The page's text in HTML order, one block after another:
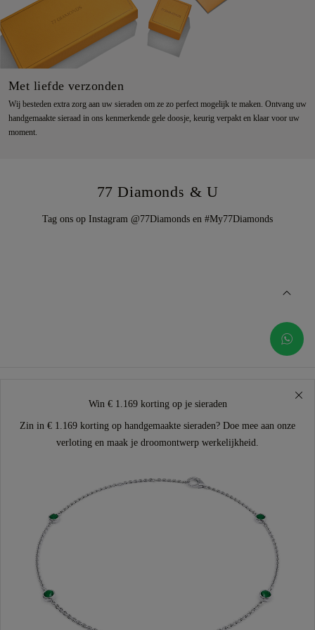
Met liefde verzonden
Wij besteden extra zorg aan uw sieraden om ze zo perfect mogelijk te maken. Ontvang uw
handgemaakte sieraad in ons kenmerkende gele doosje, keurig verpakt en klaar voor uw
moment.
77 Diamonds & U
Tag ons op Instagram @77Diamonds en #My77Diamonds
Win € 1.169 korting op je sieraden
Zin in € 1.169 korting op handgemaakte sieraden? Doe mee aan onze
verloting en maak je droomontwerp werkelijkheid.